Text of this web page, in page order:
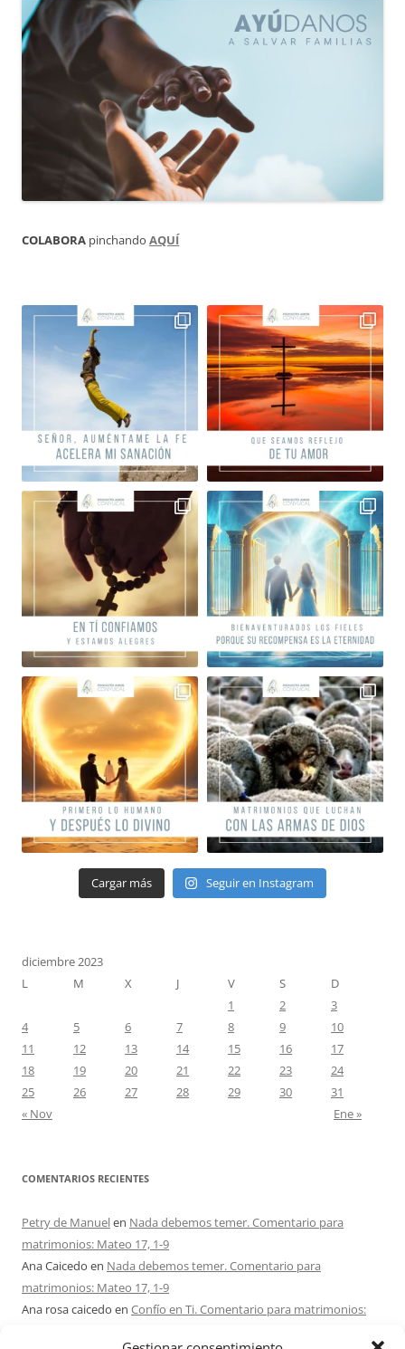
COLABORA pinchando AQUÍ
Cargar más Seguir en Instagram
diciembre 2023
L
M X J V S
D
1
2
3
4
5 6 7 8 9
10
11
12 13 14 15 16
17
18
19 20 21 22 23
24
25
26 27 28 29 30
31
« Nov
Ene »
COMENTARIOS RECIENTES
Petry de Manuelen Nada debemos temer. Comentario para
matrimonios: Mateo 17, 1-9
Ana Caicedo en Nada debemos temer. Comentario para
matrimonios: Mateo 17, 1-9
Ana rosa caicedo en Confío en Ti. Comentario para matrimonios: